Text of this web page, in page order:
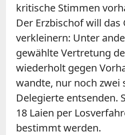
kritische Stimmen
Der Erzbischof will das
verkleinern: Unter
gewählte Vertretung
wiederholt gegen
wandte, nur noch zwei
Delegierte entsenden.
18 Laien per
bestimmt werden.